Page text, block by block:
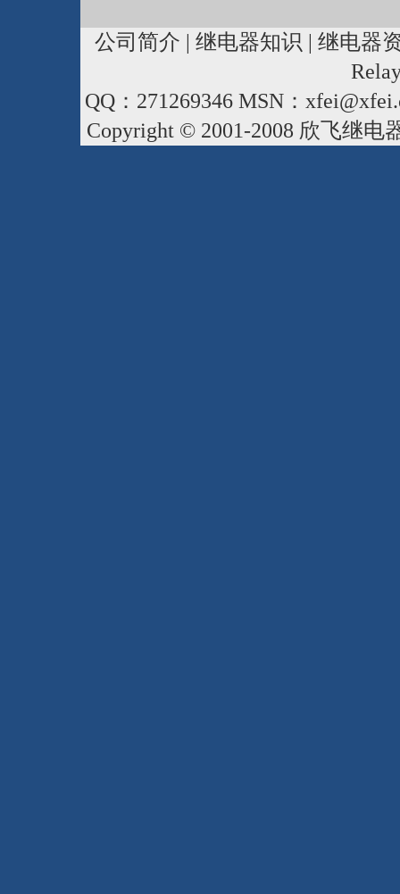
公司简介 | 继电器知识 | 继电器
QQ：271269346 MSN：
Copyright © 2001-2008 欣飞继电